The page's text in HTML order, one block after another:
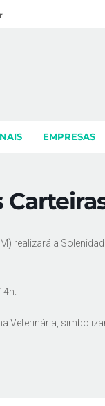
EMPRESAS
realizará a
Veterinária,